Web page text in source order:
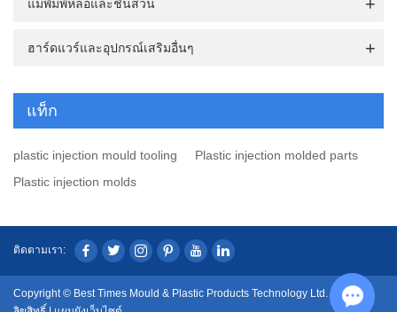
แม่พิมพ์หล่อและชิ้นส่วน
ฮาร์ดแวร์และอุปกรณ์เสริมอื่นๆ
แท็ก
plastic injection mould tooling
Plastic injection molded parts
Plastic injection molds
ติดตามเรา:
Copyright © Best Times Mould & Plastic Products Technology Ltd. สงวน